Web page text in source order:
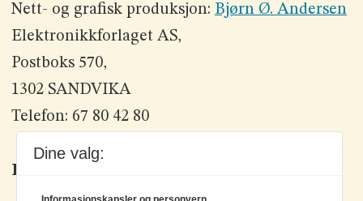
Nett- og grafisk produksjon: Bjørn Ø. Andersen
Elektronikkforlaget AS,
Postboks 570,
1302 SANDVIKA
Telefon: 67 80 42 80
Kontakt oss
Dine valg: